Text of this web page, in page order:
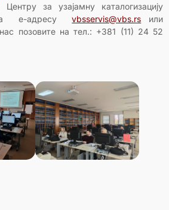
за узајамну каталогизацију
на e-адресуvbsservis@vbs.rs или
позовите на тел.: +381 (11) 24 52